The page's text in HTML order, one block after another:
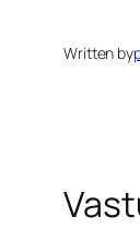
Written by